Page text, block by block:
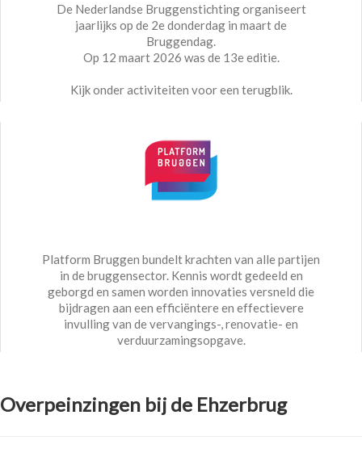
De Nederlandse Bruggenstichting organiseert
jaarlijks op de 2e donderdag in maart de
Bruggendag.
Op 12 maart 2026 was de 13e editie.
Kijk onder activiteiten voor een terugblik.
Platform Bruggen bundelt krachten van alle partijen
in de bruggensector. Kennis wordt gedeeld en
geborgd en samen worden innovaties versneld die
bijdragen aan een efficiëntere en effectievere
invulling van de vervangings-, renovatie- en
verduurzamingsopgave.
Overpeinzingen bij de Ehzerbrug